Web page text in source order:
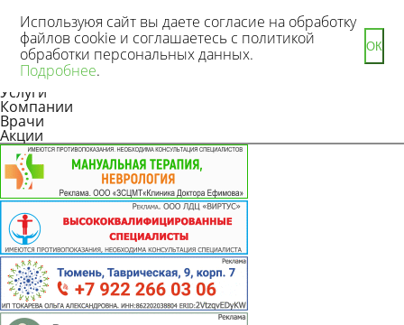
Новости
Статьи
Услуги
Компании
Врачи
Акции
Используюя сайт вы даете согласие на обработку
файлов cookie и соглашаетесь с политикой
обработки персональных данных.
Подробнее.
ОК